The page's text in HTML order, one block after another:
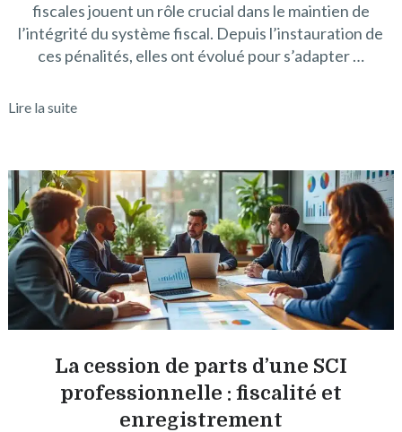
fiscales jouent un rôle crucial dans le maintien de
l’intégrité du système fiscal. Depuis l’instauration de
ces pénalités, elles ont évolué pour s’adapter …
Lire la suite
La cession de parts d’une SCI
professionnelle : fiscalité et
enregistrement